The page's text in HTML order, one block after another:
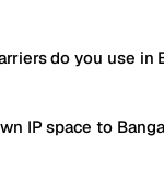
do you use in
IP space to